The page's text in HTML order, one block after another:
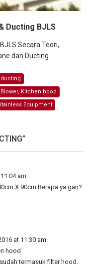
Ducting BJLS
BJLS Secara Teori,
dan Ducting
ducting
Kitchen hood
Equipment
”
am
X 90cm Berapa ya gan?
at 11:30 am
hood
termasuk filter hood.